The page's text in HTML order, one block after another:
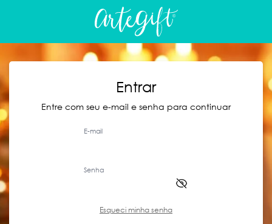
Entrar
Entre com seu e-mail e senha para continuar
E-mail
Senha
Esqueci minha senha